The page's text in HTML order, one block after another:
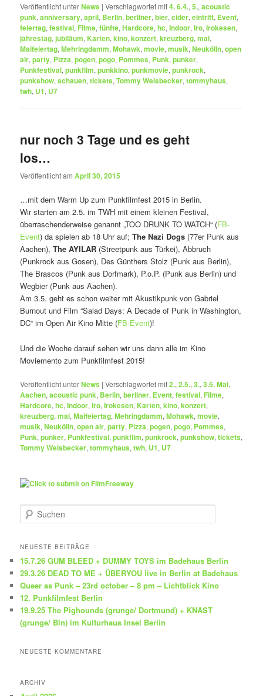
Veröffentlicht unterNews |Verschlagwortet mit4. 6.4.,5.,acoustic
punk,anniversary,april, Berlin,berliner,bier,cider,eintritt, Event,
feiertag,festival, Filme,fünfte,Hardcore,hc,Indoor,Iro,Irokesen,
jahrestag,jubiläum, Karten,kino,konzert,kreuzberg,mai,
Maifeiertag,Mehringdamm,Mohawk,movie,musik,Neukölln,open
air,party, Pizza,pogen,pogo, Pommes, Punk,punker,
Punkfestival,punkfilm,punkkino,punkmovie,punkrock,
punkshow,schauen,tickets,Tommy Weisbecker,tommyhaus,
twh, U1, U7
nur noch 3 Tage und es geht
los…
Veröffentlicht amApril 30, 2015
…mit dem Warm Up zum Punkfilmfest 2015 in Berlin.
Wir starten am 2.5. im TWH mit einem kleinen Festival,
überraschenderweise genannt „TOO DRUNK TO WATCH“ (FB-
Event) da spielen ab 18 Uhr auf;The Nazi Dogs (77er Punk aus
Aachen),The AYILAR (Streetpunk aus Türkei), Abbruch
(Punkrock aus Gosen), Des Günthers Stolz (Punk aus Berlin),
The Brascos (Punk aus Dorfmark), P.o.P. (Punk aus Berlin) und
Wegbier (Punk aus Aachen).
Am 3.5. geht es schon weiter mit Akustikpunk von Gabriel
Burnout und Film “Salad Days: A Decade of Punk in Washington,
DC“ im Open Air Kino Mitte (FB-Event)!
Und die Woche darauf sehen wir uns dann alle im Kino
Moviemento zum Punkfilmfest 2015!
Veröffentlicht unterNews |Verschlagwortet mit2.,2.5.,3.,3.5. Mai,
Aachen,acoustic punk, Berlin,berliner, Event,festival, Filme,
Hardcore,hc,Indoor,Iro,Irokesen, Karten,kino,konzert,
kreuzberg,mai,Maifeiertag,Mehringdamm,Mohawk,movie,
musik,Neukölln,open air,party, Pizza,pogen,pogo, Pommes,
Punk,punker, Punkfestival,punkfilm,punkrock,punkshow,tickets,
Tommy Weisbecker,tommyhaus,twh, U1, U7
u
h
n
NEUESTE BEITRÄGE
15.7.26 GUM BLEED + DUMMY TOYS im Badehaus Berlin
29.3.26 DEAD TO ME + ÜBERYOU live in Berlin at Badehaus
Queer as Punk – 23rd october – 8 pm – Lichtblick Kino
12. Punkfilmfest Berlin
19.9.25 The Pighounds (grunge/ Dortmund) + KNAST
(grunge/ Bln) im Kulturhaus Insel Berlin
NEUESTE KOMMENTARE
ARCHIV